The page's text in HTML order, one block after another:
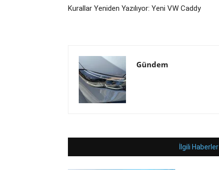
Kurallar Yeniden Yazılıyor: Yeni VW Caddy
Gündem
İlgili Haberler